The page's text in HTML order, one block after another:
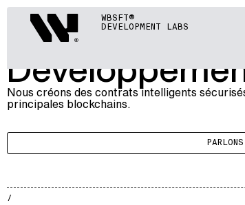
Webisoft
WBSFT®
DEVELOPMENT LABS
BLOCKCHAIN
CONTRATS INTELLIGENTS
Nous créons des contrats intelligents
principales blockchains.